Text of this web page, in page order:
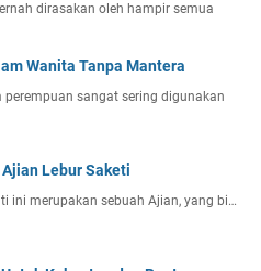
dirasakan oleh hampir semua
Wanita Tanpa Mantera
perempuan sangat sering digunakan
Lebur Saketi
ini merupakan sebuah Ajian, yang bi…